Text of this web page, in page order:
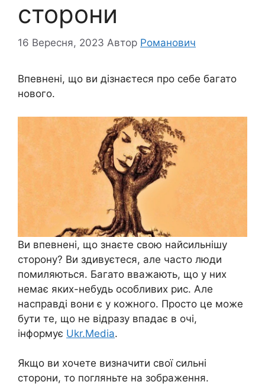
сторони
16 Вересня, 2023 Автор Романович
Впевнені, що ви дізнаєтеся про себе багато
нового.
Ви впевнені, що знаєте свою найсильнішу
сторону? Ви здивуєтеся, але часто люди
помиляються. Багато вважають, що у них
немає яких-небудь особливих рис. Але
насправді вони є у кожного. Просто це може
бути те, що не відразу впадає в очі,
інформує Ukr.Media.
Якщо ви хочете визначити свої сильні
сторони, то погляньте на зображення.